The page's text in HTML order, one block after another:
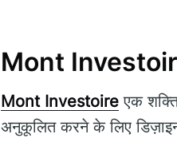
Mont
Mont Investoire एक
अनुकूलित करने के लिए